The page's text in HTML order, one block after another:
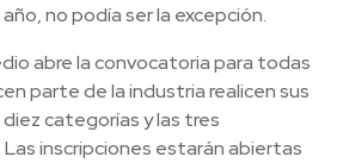
no podía ser la excepción.
abre la convocatoria para todas
parte de la industria realicen sus
categorías y las tres
inscripciones estarán abiertas